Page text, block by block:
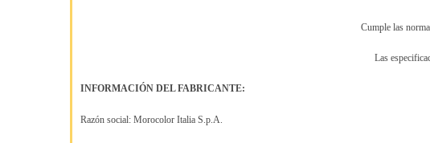
Cumple las
Las
INFORMACIÓN DEL FABRICANTE:
Razón social: Morocolor Italia S.p.A.